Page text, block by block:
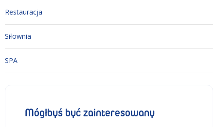
Restauracja
Siłownia
SPA
Mógłbyś być zainteresowany